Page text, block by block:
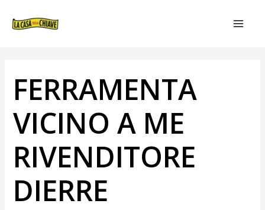
FERRAMENTA
VICINO A ME
RIVENDITORE
DIERRE
ARTICOLI